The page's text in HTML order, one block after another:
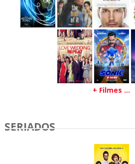
+ Filmes ...
SERIADOS